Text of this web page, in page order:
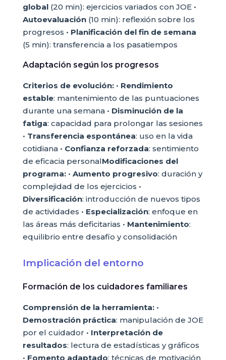
global(20 min): ejercicios variados con JOE •
Autoevaluación(10 min): reflexión sobre los
progresos • Planificación del fin de semana
(5 min): transferencia a los pasatiempos
Adaptación según los progresos
Criterios de evolución:• Rendimiento
estable: mantenimiento de las puntuaciones
durante una semana • Disminución de la
fatiga: capacidad para prolongar las sesiones
• Transferencia espontánea: uso en la vida
cotidiana • Confianza reforzada: sentimiento
de eficacia personalModificaciones del
programa:• Aumento progresivo: duración y
complejidad de los ejercicios •
Diversificación: introducción de nuevos tipos
de actividades • Especialización: enfoque en
las áreas más deficitarias • Mantenimiento:
equilibrio entre desafío y consolidación
Implicación del entorno
Formación de los cuidadores familiares
Comprensión de la herramienta:•
Demostración práctica: manipulación de JOE
por el cuidador • Interpretación de
resultados: lectura de estadísticas y gráficos
• Fomento adaptado: técnicas de motivación